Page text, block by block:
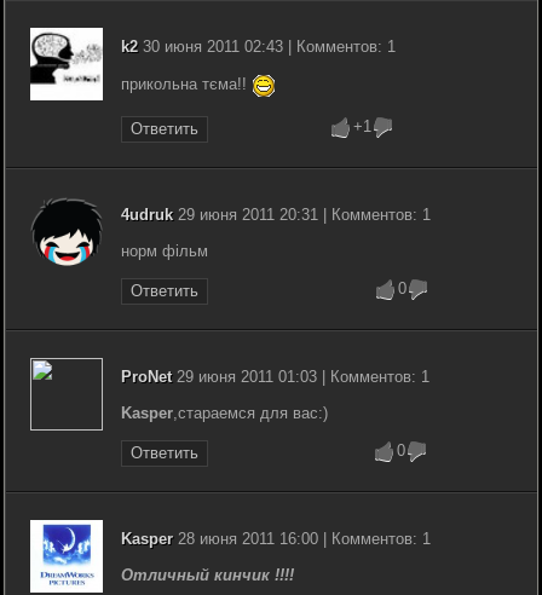
k2 30 июня 2011 02:43 | Комментов: 1
прикольна тєма!!
Ответить +1
4udruk29 июня 2011 20:31 | Комментов: 1
норм фільм
Ответить 0
ProNet29 июня 2011 01:03 | Комментов: 1
Kasper,стараемся для вас:)
Ответить 0
Kasper28 июня 2011 16:00 | Комментов: 1
Отличный кинчик !!!!